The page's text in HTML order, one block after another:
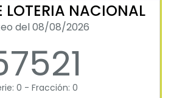
LOTERIA NACIONAL
del 08/08/2026
0 - Fracción: 0